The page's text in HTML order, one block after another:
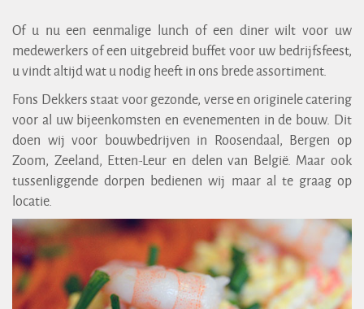
Of u nu een eenmalige lunch of een diner wilt voor uw
medewerkers of een uitgebreid buffet voor uw bedrijfsfeest,
u vindt altijd wat u nodig heeft in ons brede assortiment.
Fons Dekkers staat voor gezonde, verse en originele catering
voor al uw bijeenkomsten en evenementen in de bouw. Dit
doen wij voor bouwbedrijven in Roosendaal, Bergen op
Zoom, Zeeland, Etten-Leur en delen van België. Maar ook
tussenliggende dorpen bedienen wij maar al te graag op
locatie.